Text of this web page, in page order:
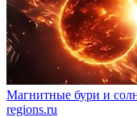
Магнитные бури и
regions.ru